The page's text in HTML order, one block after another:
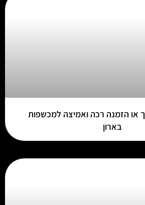
או הזמנה רכה ואמיצה למכשפות
בארון